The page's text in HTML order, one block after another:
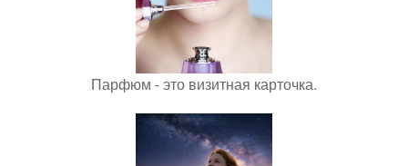
Парфюм - это визитная карточка.